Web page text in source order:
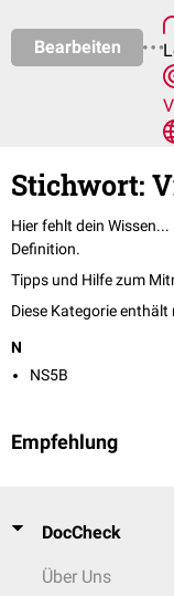
Bearbeiten
Stichwort:
Hier fehlt dein Wissen...
Definition.
Tipps und Hilfe zum
Diese Kategorie enthält
N
NS5B
Empfehlung
DocCheck
Über Uns